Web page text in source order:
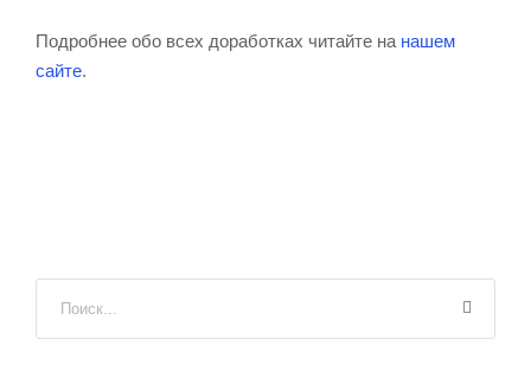
Подробнее обо всех доработках читайте на нашем
сайте.